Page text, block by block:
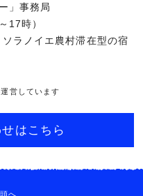
」事務局
17時）
ラノイエ農村滞在型の宿
営しています
はこちら
へ